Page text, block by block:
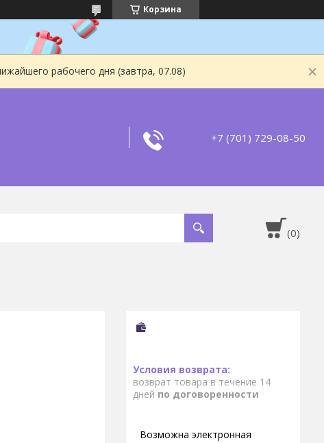
Корзина
рабочего дня (завтра, 07.08)
+7 (701) 729-08-50
возврат товара в течение 14
дней по договоренности